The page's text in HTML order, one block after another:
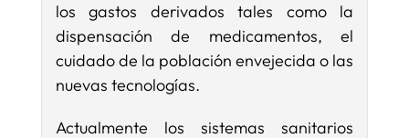
los gastos derivados tales como la
dispensación de medicamentos, el
cuidado de la población envejecida o las
nuevas tecnologías.
Actualmente los sistemas sanitarios